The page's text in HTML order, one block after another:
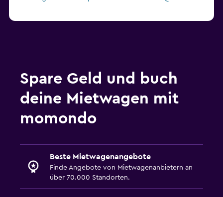
Spare Geld und buch
deine Mietwagen mit
momondo
Beste Mietwagenangebote
Finde Angebote von Mietwagenanbietern an
über 70.000 Standorten.